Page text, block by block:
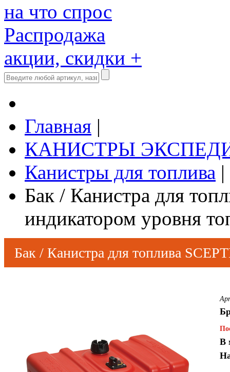
на что спрос
Распродажа
акции, скидки +
Главная |
КАНИСТРЫ
Канистры для топлива |
Бак / Канистра для
индикатором уровня
Бак / Канистра для топлива
В